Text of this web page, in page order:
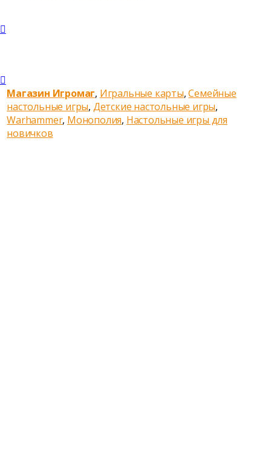
Магазин Игромаг, Игральные карты,Семейные
настольные игры, Детские настольные игры,
Warhammer, Монополия, Настольные игры для
новичков